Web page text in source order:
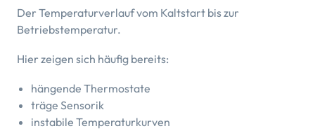
Der Temperaturverlauf vom Kaltstart bis zur
Betriebstemperatur.
Hier zeigen sich häufig bereits:
hängende Thermostate
träge Sensorik
instabile Temperaturkurven